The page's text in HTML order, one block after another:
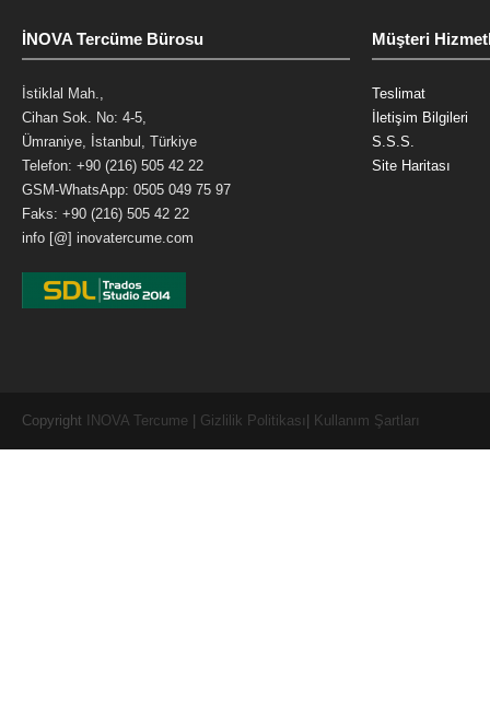
İNOVA Tercüme Bürosu
İstiklal Mah.,
Cihan Sok. No: 4-5,
Ümraniye, İstanbul, Türkiye
Telefon: +90 (216) 505 42 22
GSM-WhatsApp: 0505 049 75 97
Faks: +90 (216) 505 42 22
info [@] inovatercume.com
Müşteri
Teslimat
İletişim Bilgileri
S.S.S.
Site Haritası
Copyright INOVA Tercume Gizlilik Politikası Kullanım Şartları